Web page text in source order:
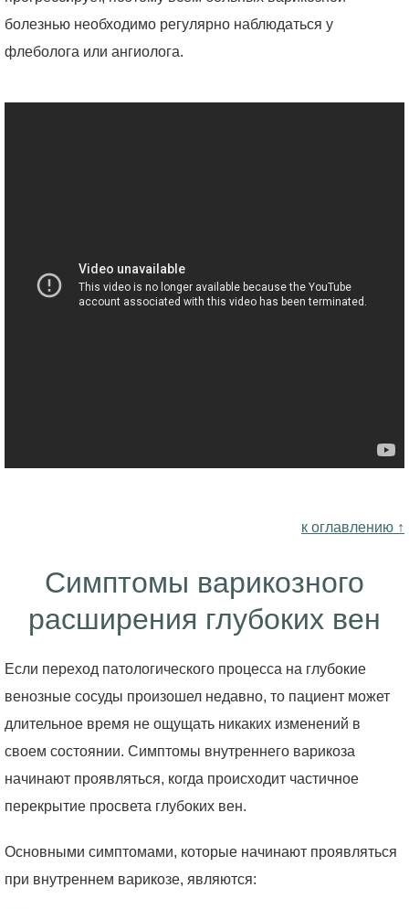
болезнью необходимо регулярно наблюдаться у
флеболога или ангиолога.
к оглавлению ↑
Симптомы варикозного
расширения глубоких вен
Если переход патологического процесса на глубокие
венозные сосуды произошел недавно, то пациент может
длительное время не ощущать никаких изменений в
своем состоянии. Симптомы внутреннего варикоза
начинают проявляться, когда происходит частичное
перекрытие просвета глубоких вен.
Основными симптомами, которые начинают проявляться
при внутреннем варикозе, являются: